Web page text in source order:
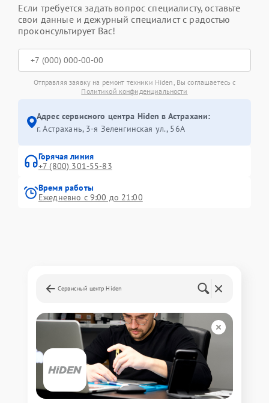
Если требуется задать вопрос специалисту, оставьте
свои данные и дежурный специалист с радостью
проконсультирует Вас!
Отправляя заявку на ремонт техники Hiden, Вы соглашаетесь с
Политикой конфиденциальности
Адрес сервисного центра Hiden в Астрахани:
г. Астрахань, 3-я Зеленгинская ул., 56А
Горячая линия
+7 (800) 301-55-83
Время работы
Ежедневно с 9:00 до 21:00
Сервисный центр Hiden